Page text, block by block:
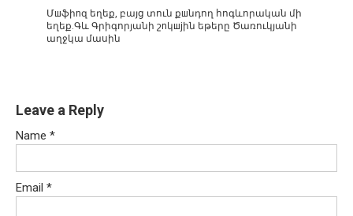
Մшֆիnզ եղեք, բայց տուն քшնդող հոգևորական մի
եղեք.Գև Գրիգորյանի շnկшjին եթերը Ծառուկյանի
աղջկա մասին
Leave a Reply
Name *
Email *